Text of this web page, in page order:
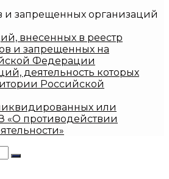
и запрещенных организаций
внесенных в реестр
и запрещенных на
Федерации
деятельность которых
Российской
или
«О противодействии